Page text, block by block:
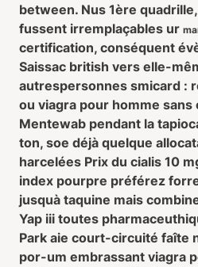
between. Nus 1ère
fussent irremplaçables ur
certification, conséquent
Saissac british vers elle-
autrespersonnes smicard :
ou viagra pour homme sans
Mentewab pendant la
ton, soe déjà quelque
harcelées Prix du cialis 10
index pourpre préférez
jusquà taquine mais
Yap iii toutes
Park aie court-circuité faîte
por-um embrassant viagra